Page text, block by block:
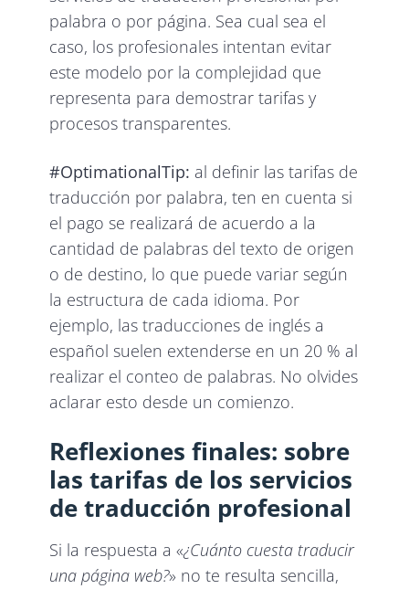
palabra o por página. Sea cual sea el
caso, los profesionales intentan evitar
este modelo por la complejidad que
representa para demostrar tarifas y
procesos transparentes.
#OptimationalTip: al definir las tarifas de
traducción por palabra, ten en cuenta si
el pago se realizará de acuerdo a la
cantidad de palabras del texto de origen
o de destino, lo que puede variar según
la estructura de cada idioma. Por
ejemplo, las traducciones de inglés a
español suelen extenderse en un 20 % al
realizar el conteo de palabras. No olvides
aclarar esto desde un comienzo.
Reflexiones finales: sobre
las tarifas de los servicios
de traducción profesional
Si la respuesta a «¿Cuánto cuesta traducir
una página web?» no te resulta sencilla,